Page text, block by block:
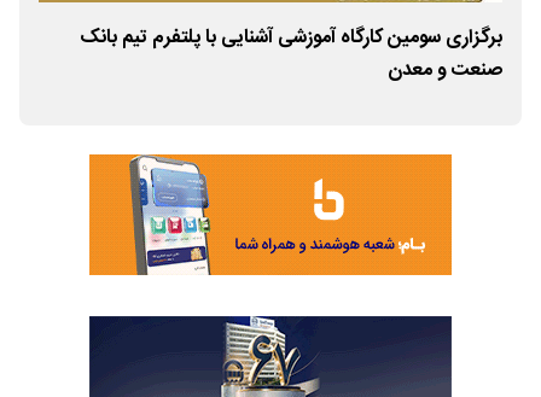
برگزاری سومین کارگاه آموزشی آشنایی با پلتفرم تیم بانک
صنعت و معدن